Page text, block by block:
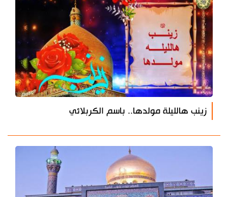
زينب هالليلة مولدها.. باسم الكربلائي